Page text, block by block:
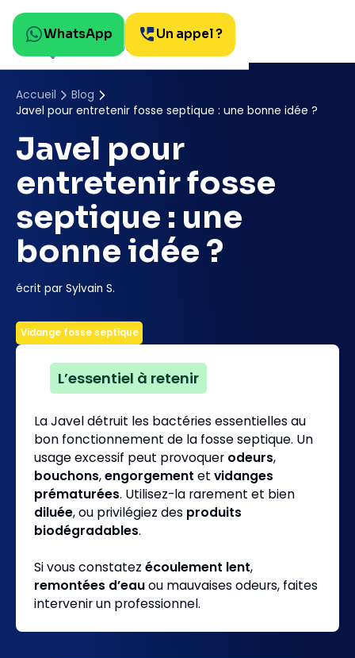
WhatsApp Un appel ?
Accueil
Blog
Javel pour entretenir fosse septique : une bonne idée ?
Javel pour
entretenir fosse
septique : une
bonne idée ?
écrit par Sylvain S.
Vidange fosse septique
L’essentiel à retenir
La Javel détruit les bactéries essentielles au
bon fonctionnement de la fosse septique. Un
usage excessif peut provoquer odeurs,
bouchons,engorgement etvidanges
prématurées. Utilisez-la rarement et bien
diluée, ou privilégiez des produits
biodégradables.
Si vous constatezécoulement lent,
remontées d’eauou mauvaises odeurs, faites
intervenir un professionnel.